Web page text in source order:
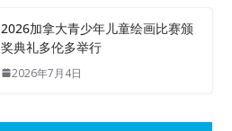
2026加拿大青少年儿童绘画比赛颁
奖典礼多伦多举行
2026年7月4日